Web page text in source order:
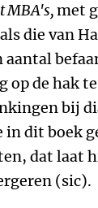
MBA's,met
die van
de hak
bij
in dit boek
dat laat
(sic).